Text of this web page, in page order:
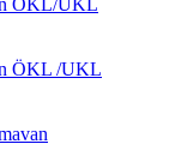
ÖKL /UKL